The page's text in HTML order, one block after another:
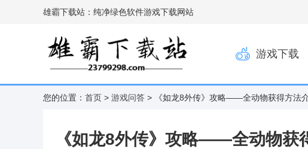
雄霸下载站：纯净绿色软件游戏下载网站
游戏下载
您的位置： 首页 > 游戏问答 > 《如龙8外传》攻略——全动物获得方法
《如龙8外传》攻略——全动物获